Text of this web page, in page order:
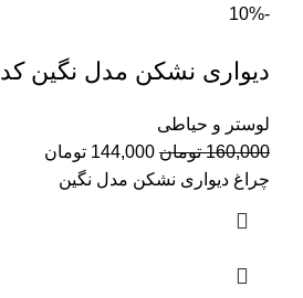
-10%
دیواری نشکن مدل نگین کد 36
لوستر و حیاطی
160,000 تومان قیمت
اصلی:
144,000 تومان
چراغ دیواری نشکن مدل نگین